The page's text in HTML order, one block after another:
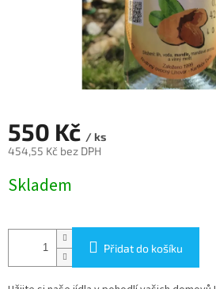
550 Kč / ks
454,55 Kč bez DPH
cena:
Skladem
Přidat do košíku